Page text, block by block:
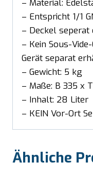
– Material:
– Entspricht 1/1
– Deckel
– Kein Sous-
Gerät separat
– Gewicht: 5 kg
– Maße: B 335 x
– Inhalt: 28 Liter
– KEIN Vor-Ort
Ähnliche